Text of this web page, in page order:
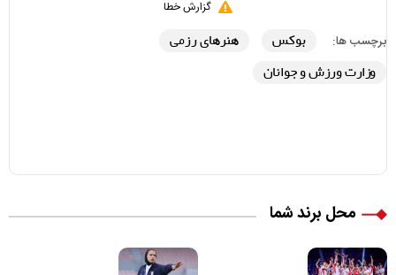
گزارش خطا
برچسب ها: بوکس
هنرهای رزمی
وزارت ورزش و جوانان
محل برند شما